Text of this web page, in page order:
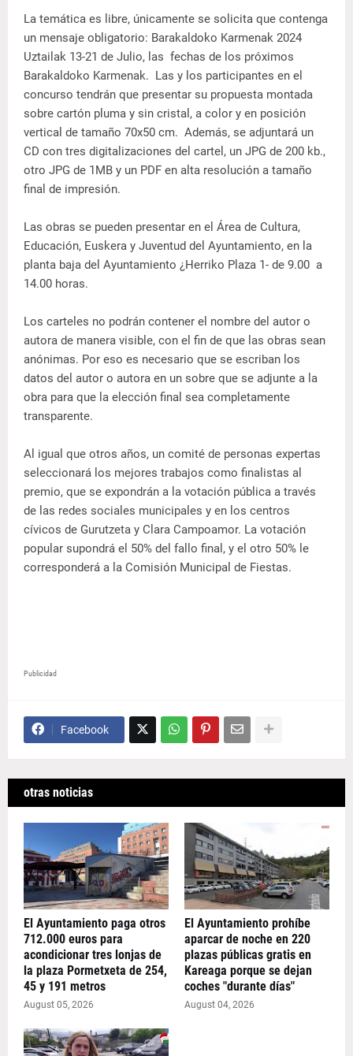
La temática es libre, únicamente se solicita que contenga
un mensaje obligatorio: Barakaldoko Karmenak 2024
Uztailak 13-21 de Julio, las fechas de los próximos
Barakaldoko Karmenak. Las y los participantes en el
concurso tendrán que presentar su propuesta montada
sobre cartón pluma y sin cristal, a color y en posición
vertical de tamaño 70x50 cm. Además, se adjuntará un
CD con tres digitalizaciones del cartel, un JPG de 200 kb.,
otro JPG de 1MB y un PDF en alta resolución a tamaño
final de impresión.
Las obras se pueden presentar en el Área de Cultura,
Educación, Euskera y Juventud del Ayuntamiento, en la
planta baja del Ayuntamiento ¿Herriko Plaza 1- de 9.00 a
14.00 horas.
Los carteles no podrán contener el nombre del autor o
autora de manera visible, con el fin de que las obras sean
anónimas. Por eso es necesario que se escriban los
datos del autor o autora en un sobre que se adjunte a la
obra para que la elección final sea completamente
transparente.
Al igual que otros años, un comité de personas expertas
seleccionará los mejores trabajos como finalistas al
premio, que se expondrán a la votación pública a través
de las redes sociales municipales y en los centros
cívicos de Gurutzeta y Clara Campoamor. La votación
popular supondrá el 50% del fallo final, y el otro 50% le
corresponderá a la Comisión Municipal de Fiestas.
Publicidad
Facebook
otras noticias
El Ayuntamiento paga otros
712.000 euros para
acondicionar tres lonjas de
la plaza Pormetxeta de 254,
45 y 191 metros
August 05, 2026
El Ayuntamiento prohíbe
aparcar de noche en 220
plazas públicas gratis en
Kareaga porque se dejan
coches "durante días"
August 04, 2026